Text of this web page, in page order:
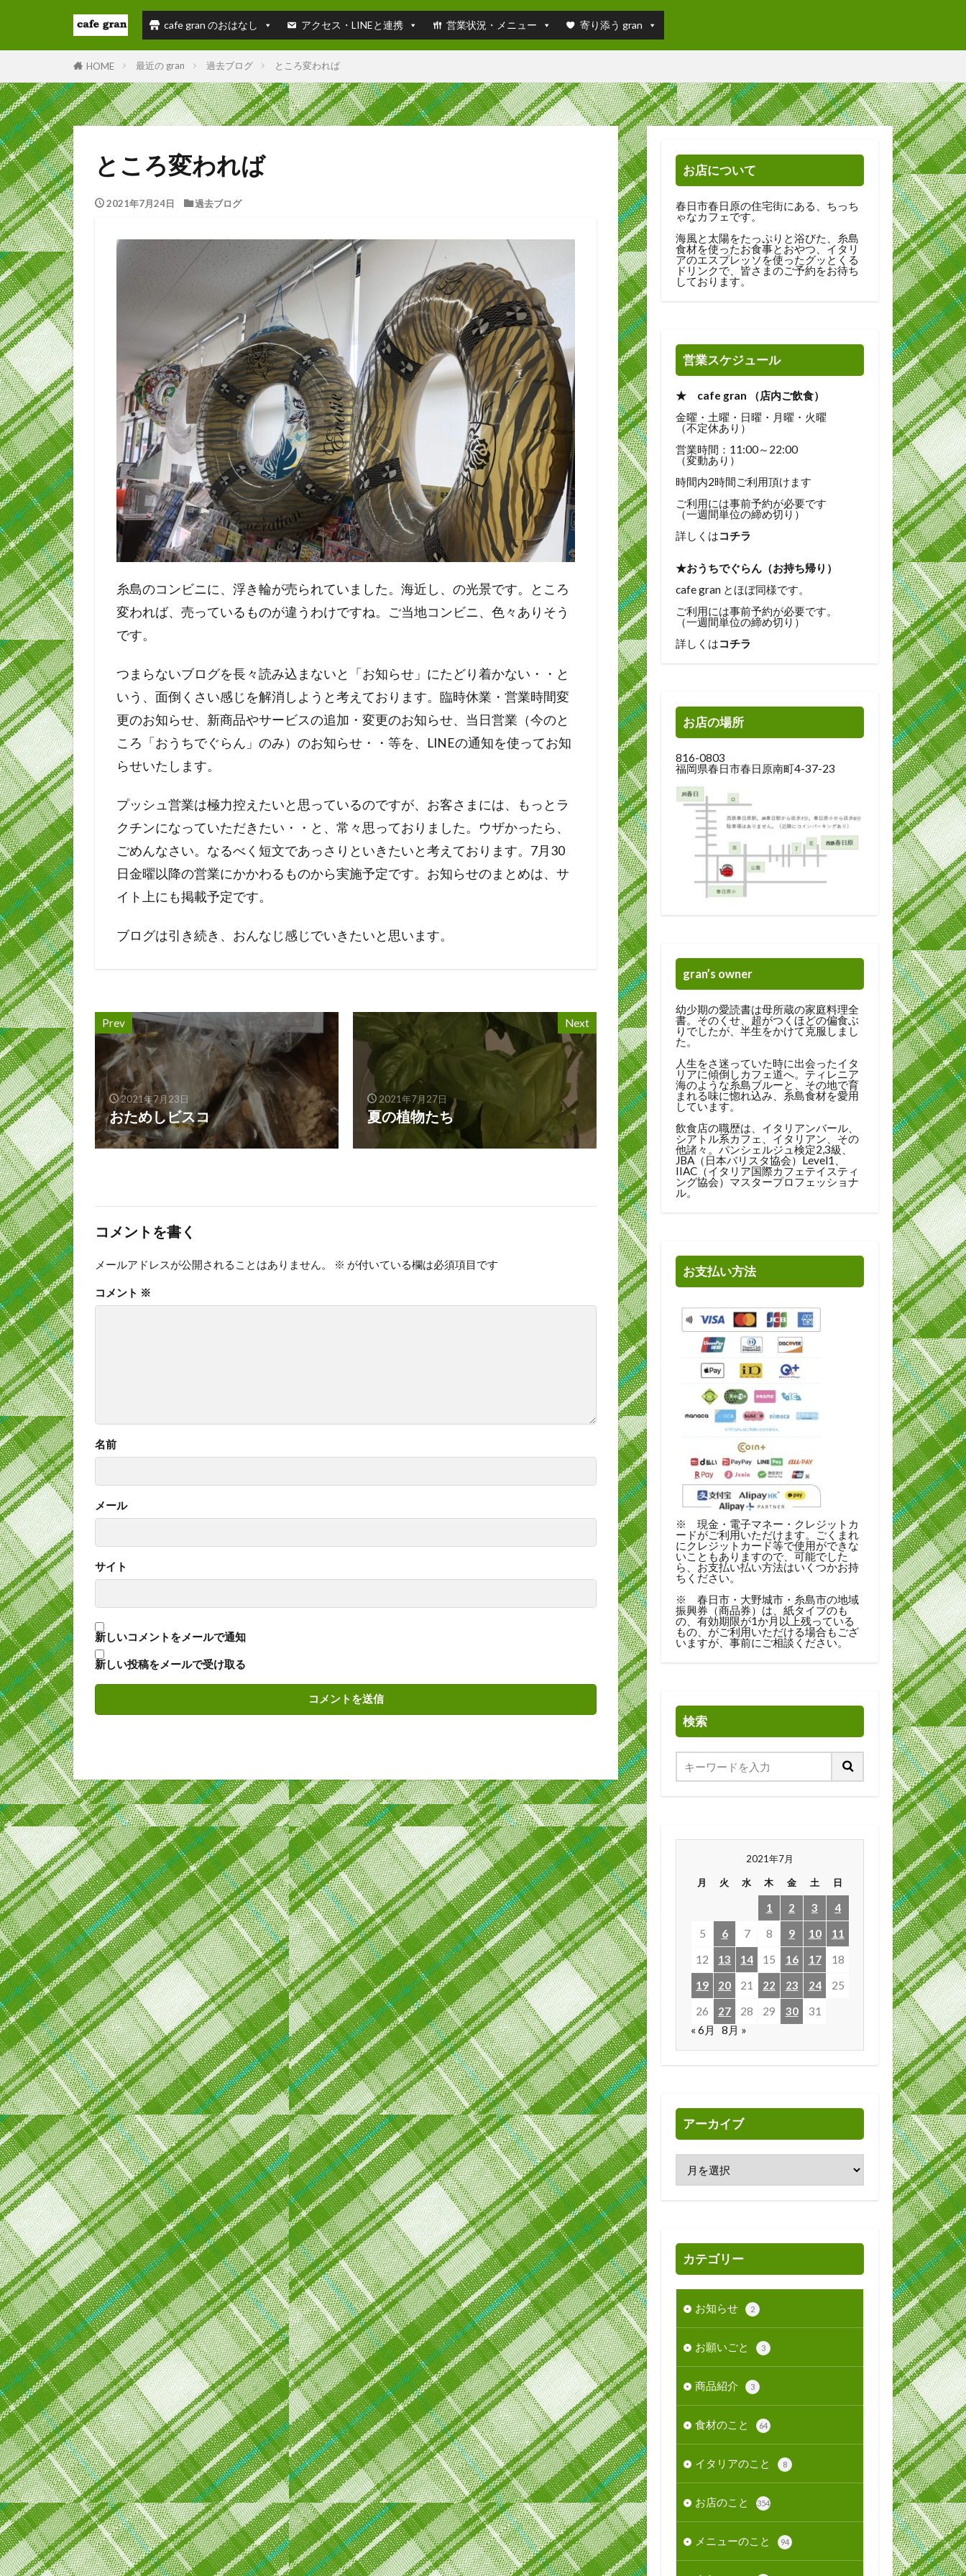
cafe gran のおはなし アクセス・LINEと連携 営業状況・メニュー 寄り添う gran
HOME 最近の gran 過去ブログ ところ変われば
ところ変われば
2021年7月24日 過去ブログ
糸島のコンビニに、浮き輪が売られていました。海近し、の光景です。ところ
変われば、売っているものが違うわけですね。ご当地コンビニ、色々ありそう
です。
つまらないブログを長々読み込まないと「お知らせ」にたどり着かない・・と
いう、面倒くさい感じを解消しようと考えております。臨時休業・営業時間変
更のお知らせ、新商品やサービスの追加・変更のお知らせ、当日営業（今のと
ころ「おうちでぐらん」のみ）のお知らせ・・等を、LINEの通知を使ってお知
らせいたします。
プッシュ営業は極力控えたいと思っているのですが、お客さまには、もっとラ
クチンになっていただきたい・・と、常々思っておりました。ウザかったら、
ごめんなさい。なるべく短文であっさりといきたいと考えております。7月30
日金曜以降の営業にかかわるものから実施予定です。お知らせのまとめは、サ
イト上にも掲載予定です。
ブログは引き続き、おんなじ感じでいきたいと思います。
Prev
2021年7月23日
おためしビスコ
Next
2021年7月27日
夏の植物たち
コメントを書く
メールアドレスが公開されることはありません。 ※ が付いている欄は必須項目です
コメント ※
名前
メール
サイト
新しいコメントをメールで通知
新しい投稿をメールで受け取る
お店について
春日市春日原の住宅街にある、ちっち
ゃなカフェです。
海風と太陽をたっぷりと浴びた、糸島
食材を使ったお食事とおやつ、イタリ
アのエスプレッソを使ったグッとくる
ドリンクで、皆さまのご予約をお待ち
しております。
営業スケジュール
★ cafe gran （店内ご飲食）
金曜・土曜・日曜・月曜・火曜
（不定休あり）
営業時間：11:00～22:00
（変動あり）
時間内2時間ご利用頂けます
ご利用には事前予約が必要です
（一週間単位の締め切り）
詳しくはコチラ
★おうちでぐらん（お持ち帰り）
cafe gran とほぼ同様です。
ご利用には事前予約が必要です。
（一週間単位の締め切り）
詳しくはコチラ
お店の場所
816-0803
福岡県春日市春日原南町4-37-23
gran’s owner
幼少期の愛読書は母所蔵の家庭料理全
書。そのくせ、超がつくほどの偏食ぶ
りでしたが、半生をかけて克服しまし
た。
人生をさ迷っていた時に出会ったイタ
リアに傾倒しカフェ道へ。ティレニア
海のような糸島ブルーと、その地で育
まれる味に惚れ込み、糸島食材を愛用
しています。
飲食店の職歴は、イタリアンバール、
シアトル系カフェ、イタリアン、その
他諸々。パンシェルジュ検定2,3級、
JBA（日本バリスタ協会）Level1、
IIAC（イタリア国際カフェテイスティ
ング協会）マスタープロフェッショナ
ル。
お支払い方法
※ 現金・電子マネー・クレジットカ
ードがご利用いただけます。ごくまれ
にクレジットカード等で使用ができな
いこともありますので、可能でした
ら、お支払い払い方法はいくつかお持
ちください。
※ 春日市・大野城市・糸島市の地域
振興券（商品券）は、紙タイプのも
の、有効期限が1か月以上残っている
もの、がご利用いただける場合もござ
いますが、事前にご相談ください。
検索
2021年7月
月 火 水 木 金 土 日
1 2 3
4
5
6 7 8 9 10
11
12
13 14 15 16 17
18
19
20 21 22 23 24
25
26
27 28 29 30
31
« 6月
8月 »
アーカイブ
カテゴリー
お知らせ 2
お願いごと 3
商品紹介 3
食材のこと 64
イタリアのこと 8
お店のこと 354
メニューのこと 94